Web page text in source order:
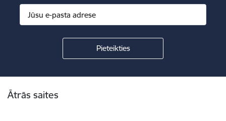
Ātrās saites